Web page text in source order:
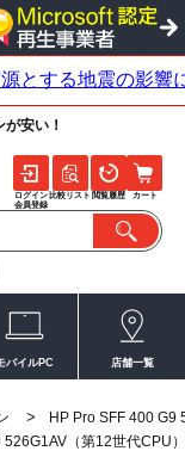
安い！
ログイン
会員登録
比較リスト 閲覧履歴 カート
バイルPC 店舗一覧
>
HP Pro SFF 400 G9
526G1AV（第12世代CPU）